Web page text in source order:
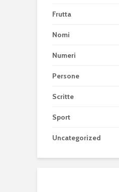
Frutta
Nomi
Numeri
Persone
Scritte
Sport
Uncategorized